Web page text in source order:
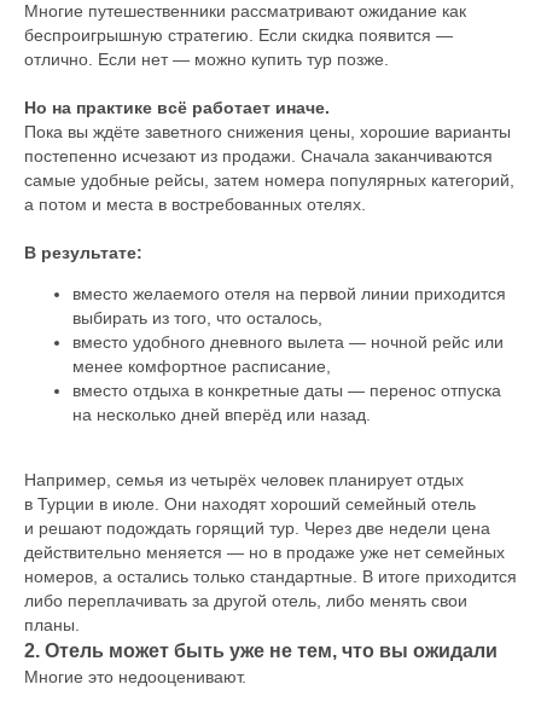
Многие путешественники рассматривают ожидание как
беспроигрышную стратегию. Если скидка появится —
отлично. Если нет — можно купить тур позже.
Но на практике всё работает иначе.
Пока вы ждёте заветного снижения цены, хорошие варианты
постепенно исчезают из продажи. Сначала заканчиваются
самые удобные рейсы, затем номера популярных категорий,
а потом и места в востребованных отелях.
В результате:
вместо желаемого отеля на первой линии приходится
выбирать из того, что осталось,
вместо удобного дневного вылета — ночной рейс или
менее комфортное расписание,
вместо отдыха в конкретные даты — перенос отпуска
на несколько дней вперёд или назад.
Например, семья из четырёх человек планирует отдых
в Турции в июле. Они находят хороший семейный отель
и решают подождать горящий тур. Через две недели цена
действительно меняется — но в продаже уже нет семейных
номеров, а остались только стандартные. В итоге приходится
либо переплачивать за другой отель, либо менять свои
планы.
2. Отель может быть уже не тем, что вы ожидали
Многие это недооценивают.